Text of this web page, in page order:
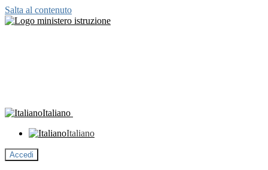
Salta al contenuto
Italiano
Italiano
Accedi